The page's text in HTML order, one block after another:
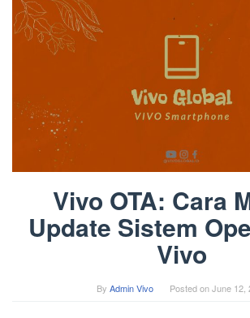
Vivo OTA: Cara
Update Sistem
Vivo
By Admin Vivo Posted onJune 12,